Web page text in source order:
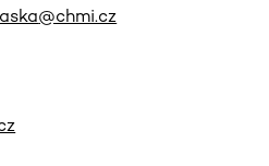
@chmi.cz